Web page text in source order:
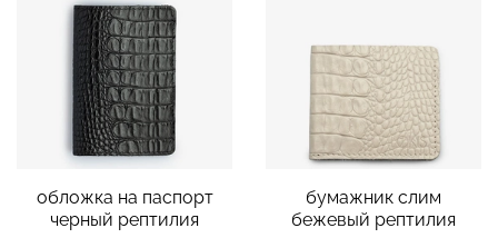
обложка на паспорт
черный рептилия
бумажник слим
бежевый рептилия